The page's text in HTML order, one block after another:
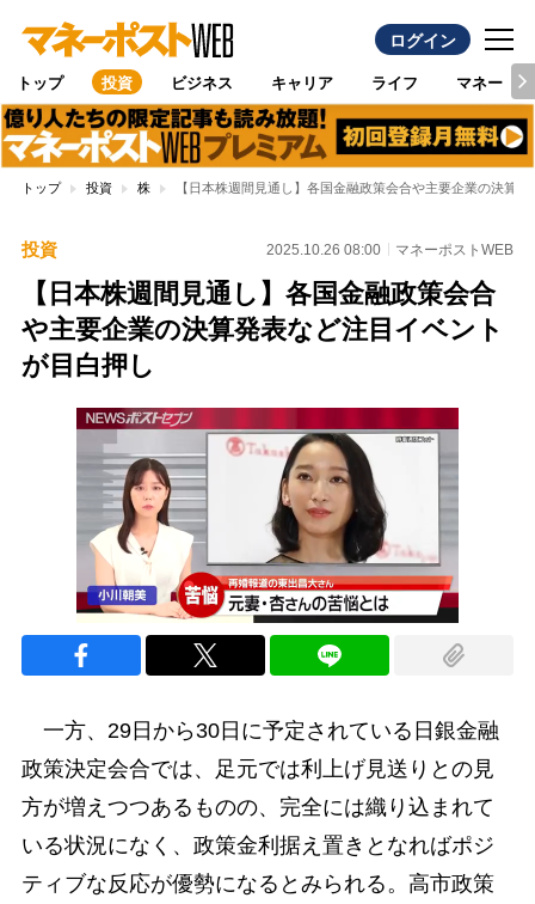
ログイン
トップ 投資 ビジネス キャリア ライフ マネー
トップ 投資 株 【日本株週間見通し】各国金融政策会合や主要企業の決算
投資 2025.10.26 08:00 マネーポストWEB
【日本株週間見通し】各国金融政策会合
や主要企業の決算発表など注目イベント
が目白押し
一方、29日から30日に予定されている日銀金融
政策決定会合では、足元では利上げ見送りとの見
方が増えつつあるものの、完全には織り込まれて
いる状況になく、政策金利据え置きとなればポジ
ティブな反応が優勢になるとみられる。高市政策